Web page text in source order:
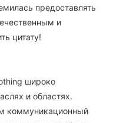
предоставлять
и
цитату!
широко
и областях.
коммуникационный